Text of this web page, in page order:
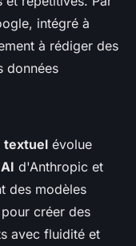
intégré à
à rédiger des
données
textuel évolue
d'Anthropic et
des modèles
créer des
avec fluidité et